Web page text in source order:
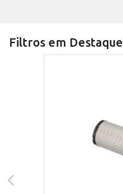
Filtros em Destaque